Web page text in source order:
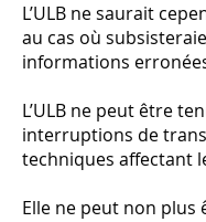
L’ULB ne saurait
au cas où
informations
L’ULB ne peut être
interruptions de
techniques affectant
Elle ne peut non plus